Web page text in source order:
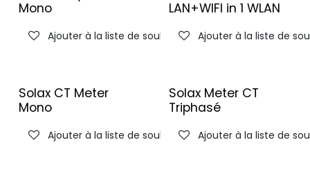
Mono
Ajouter à la liste de souhaits
LAN+WIFI in 1 WLAN
Ajouter à la liste de
Solax CT Meter
Mono
Ajouter à la liste de souhaits
Solax Meter CT
Triphasé
Ajouter à la liste de